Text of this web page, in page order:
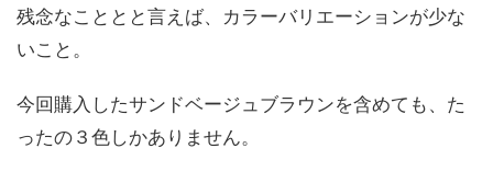
残念なこととと言えば、カラーバリエーションが少な
いこと。
今回購入したサンドベージュブラウンを含めても、た
ったの３色しかありません。